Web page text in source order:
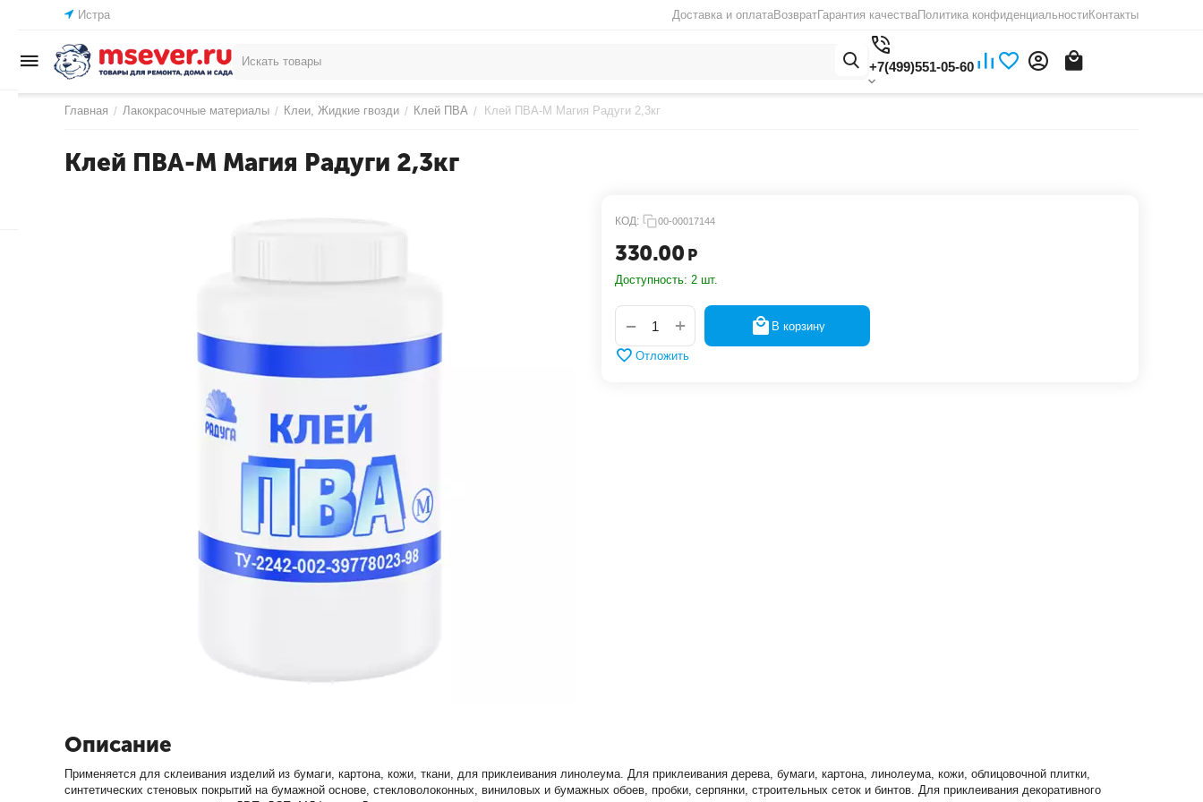
Истра Доставка и оплатаВозвратГарантия качестваПолитика конфиденциальностиКонтакты
+7(499)551-05-60
Главная / Лакокрасочные материалы / Клеи, Жидкие гвозди / Клей ПВА / Клей ПВА-М Магия Радуги 2,3кг
Клей ПВА-М Магия Радуги 2,3кг
КОД: 00-00017144
330.00 Р
Доступность: 2 шт.
+
− В корзину
Отложить
Описание
Применяется для склеивания изделий из бумаги, картона, кожи, ткани, для приклеивания линолеума. Для приклеивания дерева, бумаги, картона, линолеума, кожи, облицовочной плитки,
синтетических стеновых покрытий на бумажной основе, стекловолоконных, виниловых и бумажных обоев, пробки, серпянки, строительных сеток и бинтов. Для приклеивания декоративного